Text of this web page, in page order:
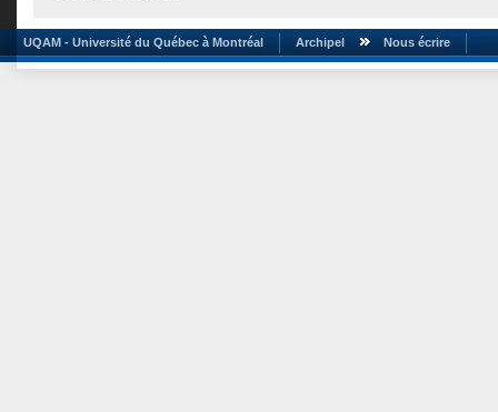
UQAM - Université du Québec à Montréal Archipel Nous écrire